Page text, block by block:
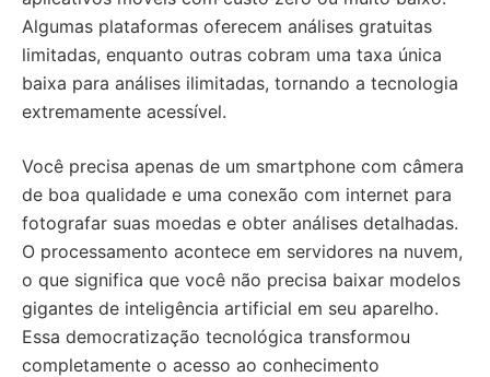
Algumas plataformas oferecem análises gratuitas
limitadas, enquanto outras cobram uma taxa única
baixa para análises ilimitadas, tornando a tecnologia
extremamente acessível.
Você precisa apenas de um smartphone com câmera
de boa qualidade e uma conexão com internet para
fotografar suas moedas e obter análises detalhadas.
O processamento acontece em servidores na nuvem,
o que significa que você não precisa baixar modelos
gigantes de inteligência artificial em seu aparelho.
Essa democratização tecnológica transformou
completamente o acesso ao conhecimento